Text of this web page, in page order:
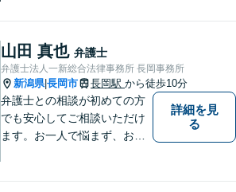
体を把握し、真の利益を追及
します
山田 真也 弁護士
弁護士法人一新総合法律事務所 長岡事務所
新潟県|長岡市 長岡駅 から徒歩10分
弁護士との相談が初めての方
でも安心してご相談いただけ
ます。お一人で悩まず、お気
詳細を見
る